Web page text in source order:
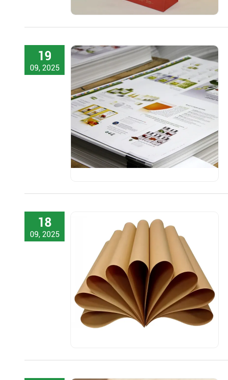
19
09, 2025
18
09, 2025